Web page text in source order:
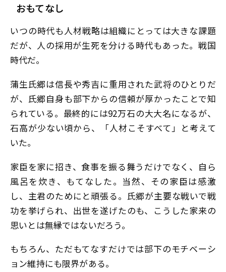
おもてなし
いつの時代も人材戦略は組織にとっては大きな課題
だが、人の採用が生死を分ける時代もあった。戦国
時代だ。
蒲生氏郷は信長や秀吉に重用された武将のひとりだ
が、氏郷自身も部下からの信頼が厚かったことで知
られている。最終的には92万石の大大名になるが、
石高が少ない頃から、「人材こそすべて」と考えて
いた。
家臣を家に招き、食事を振る舞うだけでなく、自ら
風呂を炊き、もてなした。当然、その家臣は感激
し、主君のためにと頑張る。氏郷が主要な戦いで戦
功を挙げられ、出世を遂げたのも、こうした家来の
思いとは無縁ではないだろう。
もちろん、ただもてなすだけでは部下のモチベーシ
ョン維持にも限界がある。